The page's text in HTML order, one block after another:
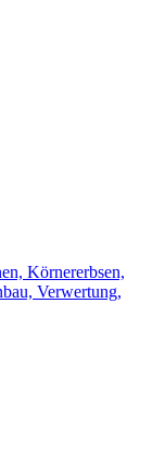
Körnererbsen,
Verwertung,